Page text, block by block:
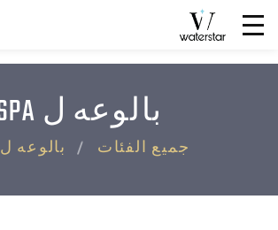
بالوعه ل SPA
جميع الفئات بالوعه ل SPA